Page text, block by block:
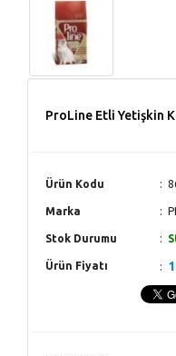
ProLine Etli Yetişkin
Ürün Kodu
Marka
Stok Durumu
Ürün Fiyatı